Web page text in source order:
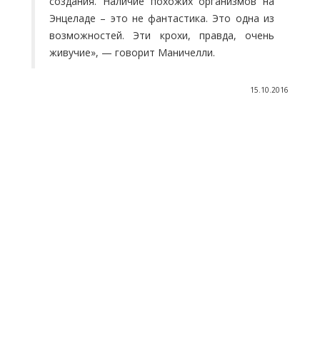
Энцеладе – это не фантастика. Это одна из
возможностей. Эти крохи, правда, очень
живучие», — говорит Маничелли.
15.10.2016